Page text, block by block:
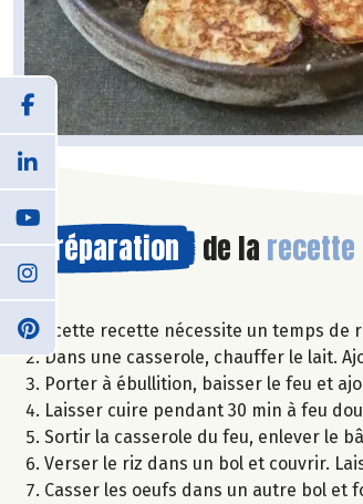
Préparation de la recette
: cette recette nécessite un temps de
Dans une casserole, chauffer le lait.
Porter à ébullition, baisser le feu et
Laisser cuire pendant 30 min à feu
Sortir la casserole du feu, enlever le
Verser le riz dans un bol et couvrir.
Casser les oeufs dans un autre bol et